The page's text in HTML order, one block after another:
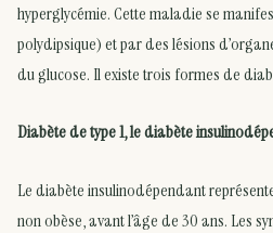
hyperglycémie. Cette maladie se
polydipsique) et par des lésions
du glucose. Il existe trois formes de
Diabète de type 1, le diabète
Le diabète insulinodépendant
non obèse, avant l’âge de 30 ans. Les